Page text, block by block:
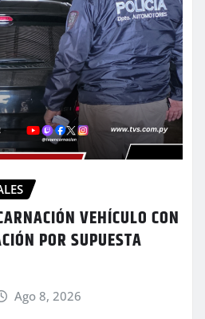
VEHÍCULO CON
POR SUPUESTA
Ago 8, 2026